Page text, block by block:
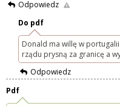
Odpowiedz
Do pdf
Donald ma willę w
rządu prysną za granicę a
Odpowiedz
Pdf